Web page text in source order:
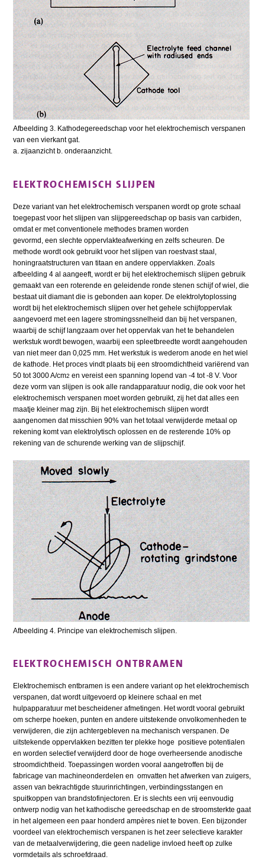
Afbeelding 3. Kathodegereedschap voor het elektrochemisch verspanen
van een vierkant gat.
a. zijaanzicht b. onderaanzicht.
ELEKTROCHEMISCH SLIJPEN
Deze variant van het elektrochemisch verspanen wordt op grote schaal
toegepast voor het slijpen van slijpgereedschap op basis van carbiden,
omdat er met conventionele methodes bramen worden
gevormd, een slechte oppervlakteafwerking en zelfs scheuren. De
methode wordt ook gebruikt voor het slijpen van roestvast staal,
honingraatstructuren van titaan en andere oppervlakken. Zoals
afbeelding 4 al aangeeft, wordt er bij het elektrochemisch slijpen gebruik
gemaakt van een roterende en geleidende ronde stenen schijf of wiel, die
bestaat uit diamant die is gebonden aan koper. De elektrolytoplossing
wordt bij het elektrochemisch slijpen over het gehele schijfoppervlak
aangevoerd met een lagere stromingssnelheid dan bij het verspanen,
waarbij de schijf langzaam over het oppervlak van het te behandelen
werkstuk wordt bewogen, waarbij een spleetbreedte wordt aangehouden
van niet meer dan 0,025 mm. Het werkstuk is wederom anode en het wiel
de kathode. Het proces vindt plaats bij een stroomdichtheid variërend van
50 tot 3000 A/cm2 en vereist een spanning lopend van -4 tot -8 V. Voor
deze vorm van slijpen is ook alle randapparatuur nodig, die ook voor het
elektrochemisch verspanen moet worden gebruikt, zij het dat alles een
maatje kleiner mag zijn. Bij het elektrochemisch slijpen wordt
aangenomen dat misschien 90% van het totaal verwijderde metaal op
rekening komt van elektrolytisch oplossen en de resterende 10% op
rekening van de schurende werking van de slijpschijf.
Afbeelding 4. Principe van elektrochemisch slijpen.
ELEKTROCHEMISCH ONTBRAMEN
Elektrochemisch entbramen is een andere variant op het elektrochemisch
verspanen, dat wordt uitgevoerd op kleinere schaal en met
hulpapparatuur met bescheidener afmetingen. Het wordt vooral gebruikt
om scherpe hoeken, punten en andere uitstekende onvolkomenheden te
verwijderen, die zijn achtergebleven na mechanisch verspanen. De
uitstekende oppervlakken bezitten ter plekke hoge positieve potentialen
en worden selectief verwijderd door de hoge overheersende anodische
stroomdichtheid. Toepassingen worden vooral aangetroffen bij de
fabricage van machineonderdelen en omvatten het afwerken van zuigers,
assen van bekrachtigde stuurinrichtingen, verbindingsstangen en
spuitkoppen van brandstofinjectoren. Er is slechts een vrij eenvoudig
ontwerp nodig van het kathodische gereedschap en de stroomsterkte gaat
in het algemeen een paar honderd ampères niet te boven. Een bijzonder
voordeel van elektrochemisch verspanen is het zeer selectieve karakter
van de metaalverwijdering, die geen nadelige invloed heeft op zulke
vormdetails als schroefdraad.